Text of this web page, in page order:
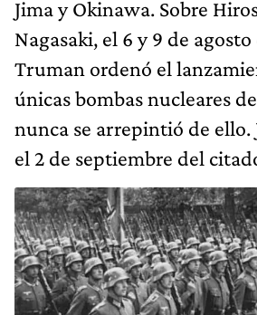
Jima y Okinawa. Sobre
Nagasaki, el 6 y 9 de agosto
Truman ordenó el
únicas bombas nucleares
nunca se arrepintió de ello.
el 2 de septiembre del